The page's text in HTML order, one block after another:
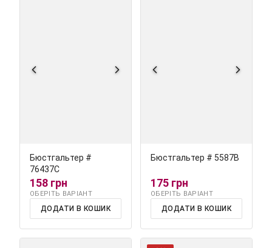
Бюстгальтер #
76437С
158 грн
ОБЕРІТЬ ВАРІАНТ
ДОДАТИ В КОШИК
Бюстгальтер # 5587В
175 грн
ОБЕРІТЬ ВАРІАНТ
ДОДАТИ В КОШИК